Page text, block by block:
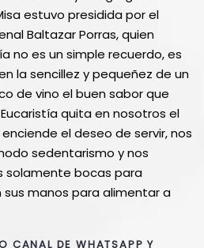
estuvo presidida por el
Baltazar Porras, quien
no es un simple recuerdo, es
la sencillez y pequeñez de un
de vino el buen sabor que
quita en nosotros el
el deseo de servir, nos
sedentarismo y nos
solamente bocas para
manos para alimentar a
CANAL DE WHATSAPP Y